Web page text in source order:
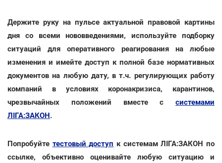
Держите руку на пульсе актуальной правовой картины
дня со всеми нововведениями, используйте подборку
ситуаций для оперативного реагирования на любые
изменения и имейте доступ к полной базе нормативных
документов на любую дату, в т.ч. регулирующих работу
компаний в условиях коронакризиса, карантинов,
чрезвычайных положений вместе с системами
ЛІГА:ЗАКОН.
Попробуйте тестовый доступ к системам ЛІГА:ЗАКОН по
ссылке, объективно оценивайте любую ситуацию и